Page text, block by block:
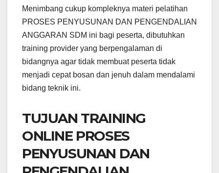
Menimbang cukup kompleknya materi pelatihan
PROSES PENYUSUNAN DAN PENGENDALIAN
ANGGARAN SDM ini bagi peserta, dibutuhkan
training provider yang berpengalaman di
bidangnya agar tidak membuat peserta tidak
menjadi cepat bosan dan jenuh dalam mendalami
bidang teknik ini.
TUJUAN TRAINING
ONLINE PROSES
PENYUSUNAN DAN